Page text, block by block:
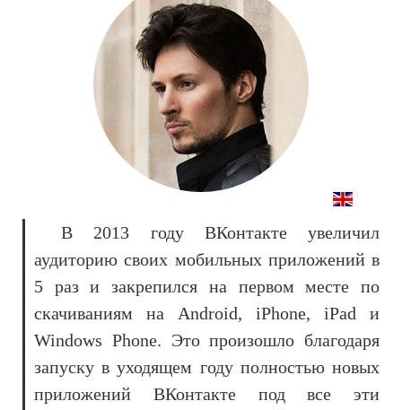
В 2013 году ВКонтакте увеличил
аудиторию своих мобильных приложений в
5 раз и закрепился на первом месте по
скачиваниям на Android, iPhone, iPad и
Windows Phone. Это произошло благодаря
запуску в уходящем году полностью новых
приложений ВКонтакте под все эти